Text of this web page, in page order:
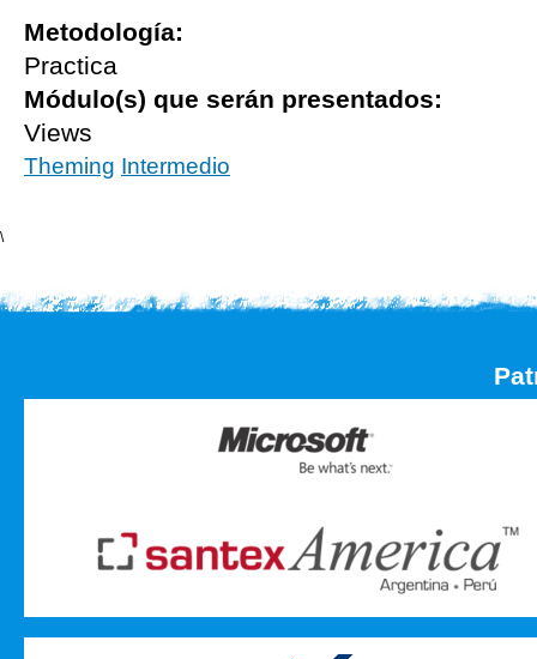
Metodología:
Practica
Módulo(s) que serán presentados:
Views
Theming Intermedio
\